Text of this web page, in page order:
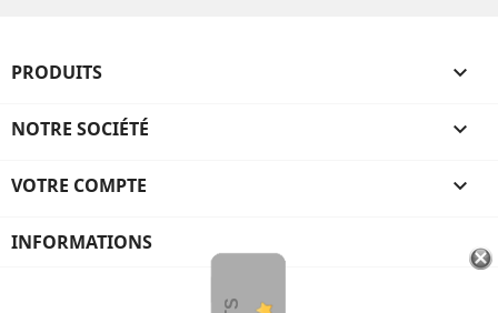
PRODUITS 
NOTRE SOCIÉTÉ 
VOTRE COMPTE 
INFORMATIONS